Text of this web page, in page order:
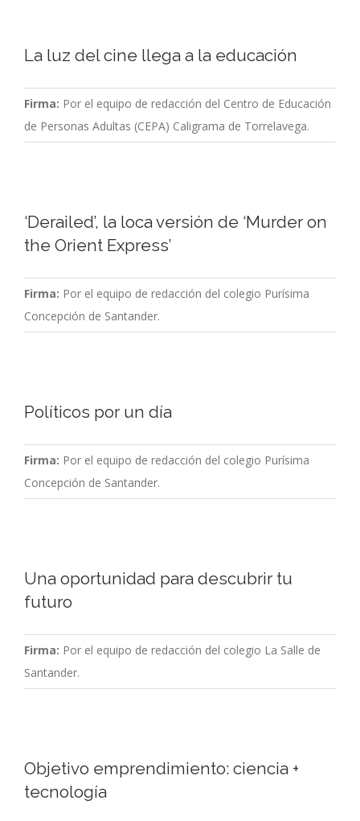
La luz del cine llega a la educación
Firma: Por el equipo de redacción del Centro de Educación
de Personas Adultas (CEPA) Caligrama de Torrelavega.
‘Derailed’, la loca versión de ‘Murder on
the Orient Express’
Firma: Por el equipo de redacción del colegio Purísima
Concepción de Santander.
Políticos por un día
Firma: Por el equipo de redacción del colegio Purísima
Concepción de Santander.
Una oportunidad para descubrir tu
futuro
Firma: Por el equipo de redacción del colegio La Salle de
Santander.
Objetivo emprendimiento: ciencia +
tecnología